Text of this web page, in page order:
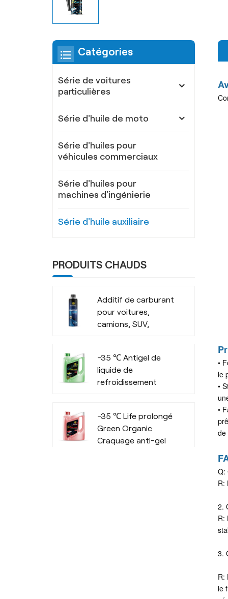
•
le
•
•
de
Q:
R:
2.
R:
3.
R:
le
Catégories
Série de voitures
particulières
Série d'huile de moto
Série d'huiles pour
véhicules commerciaux
Série d'huiles pour
machines d'ingénierie
Série d'huile auxiliaire
PRODUITS CHAUDS
Additif de carburant
pour voitures,
camions, SUV,
-35 ℃ Antigel de
liquide de
refroidissement
utilitaires
-35 ℃ Life prolongé
Green Organic
Craquage anti-gel